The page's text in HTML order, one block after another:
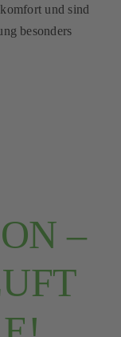
und sind
besonders
–